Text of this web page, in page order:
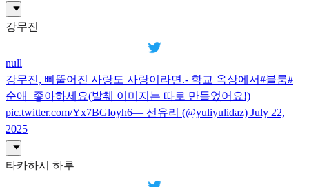
강무진
null
강무진, 삐뚤어진 사랑도 사랑이라면.- 학교 옥상에서#블룸#
순애_좋아하세요(발췌 이미지는 따로 만들었어요!)
pic.twitter.com/Yx7BGloyh6— 선유리 (@yuliyulidaz) July 22,
2025
타카하시 하루